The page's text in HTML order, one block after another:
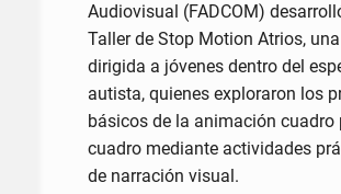
Audiovisual (FADCOM)
Taller de Stop Motion Atrios,
dirigida a jóvenes dentro del
autista, quienes exploraron los
básicos de la animación cuadro
cuadro mediante actividades
de narración visual.